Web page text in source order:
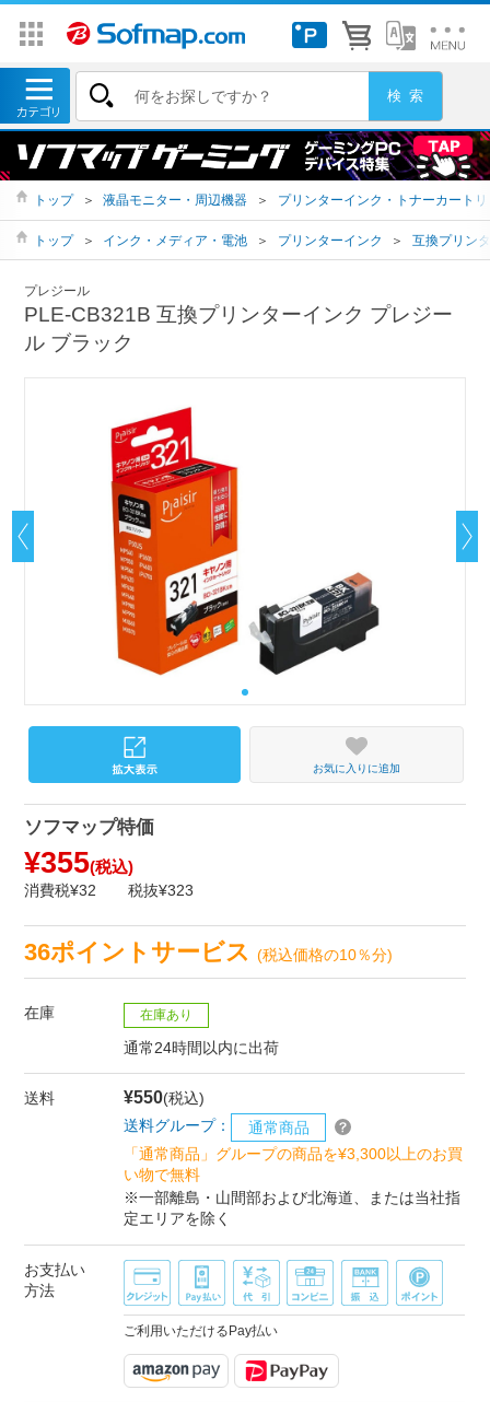
トップ ＞ 液晶モニター・周辺機器 ＞ プリンターインク・トナーカートリ
トップ ＞ インク・メディア・電池 ＞ プリンターインク ＞ 互換プリン
プレジール
PLE-CB321B 互換プリンターインク プレジー
ル ブラック
お気に入りに追加
ソフマップ特価
¥355(税込)
消費税¥32 税抜¥323
36ポイントサービス(税込価格の10％分)
在庫 在庫あり
通常24時間以内に出荷
送料 ¥550(税込)
送料グループ：
通常商品
「通常商品」グループの商品を¥3,300以上のお買
い物で無料
※一部離島・山間部および北海道、または当社指
定エリアを除く
お支払い
方法
ご利用いただけるPay払い